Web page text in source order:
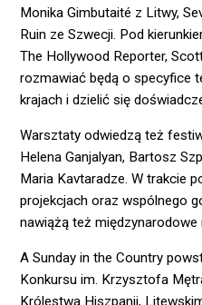
Monika Gimbutaité z Litwy,
Ruin ze Szwecji. Pod
The Hollywood Reporter,
rozmawiać będą o specyfice
krajach i dzielić się
Warsztaty odwiedzą też
Helena Ganjalyan, Bartosz
Maria Kavtaradze. W trakcie
projekcjach oraz wspólnego
nawiążą też
A Sunday in the Country
Konkursu im. Krzysztofa
Królestwa Hiszpanii,